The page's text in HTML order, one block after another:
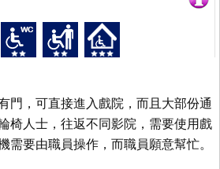
門，可直接進入戲院，而且大部份通
椅人士，往返不同影院，需要使用戲
需要由職員操作，而職員願意幫忙。